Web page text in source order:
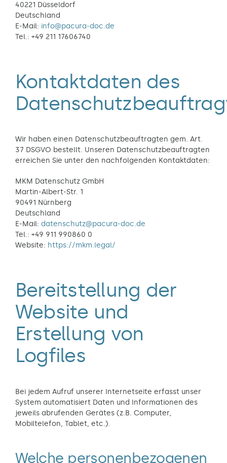
40221 Düsseldorf
Deutschland
E-Mail: info@pacura-doc.de
Tel.: +49 211 17606740
Kontaktdaten des
Wir haben einen Datenschutzbeauftragten gem. Art.
37 DSGVO bestellt. Unseren Datenschutzbeauftragten
erreichen Sie unter den nachfolgenden Kontaktdaten:
MKM Datenschutz GmbH
Martin-Albert-Str. 1
90491 Nürnberg
Deutschland
E-Mail: datenschutz@pacura-doc.de
Tel.: +49 911 990860 0
Website: https://mkm.legal/
Bereitstellung der
Website und
Erstellung von
Logfiles
Bei jedem Aufruf unserer Internetseite erfasst unser
System automatisiert Daten und Informationen des
jeweils abrufenden Gerätes (z.B. Computer,
Mobiltelefon, Tablet, etc.).
Welche personenbezogenen